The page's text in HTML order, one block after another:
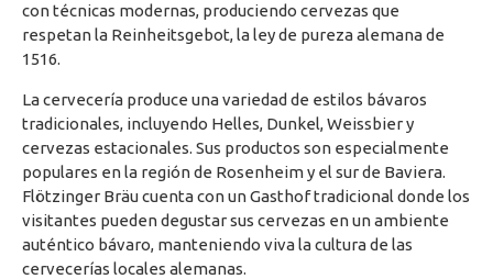
con técnicas modernas, produciendo cervezas que
respetan la Reinheitsgebot, la ley de pureza alemana de
1516.
La cervecería produce una variedad de estilos bávaros
tradicionales, incluyendo Helles, Dunkel, Weissbier y
cervezas estacionales. Sus productos son especialmente
populares en la región de Rosenheim y el sur de Baviera.
Flötzinger Bräu cuenta con un Gasthof tradicional donde los
visitantes pueden degustar sus cervezas en un ambiente
auténtico bávaro, manteniendo viva la cultura de las
cervecerías locales alemanas.